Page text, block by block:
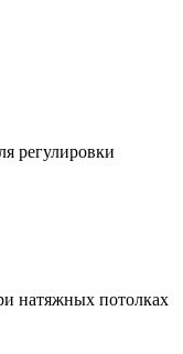
регулировки
натяжных потолках